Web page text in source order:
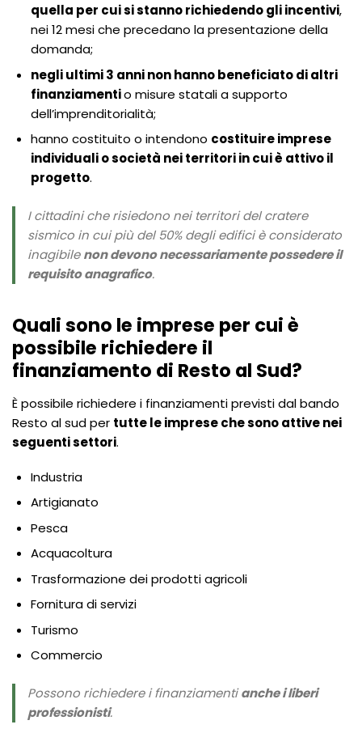
quella per cui si stanno richiedendo gli incentivi,
nei 12 mesi che precedano la presentazione della
domanda;
negli ultimi 3 anni non hanno beneficiato di altri
finanziamentio misure statali a supporto
dell’imprenditorialità;
hanno costituito o intendono costituire imprese
individuali o società nei territori in cui è attivo il
progetto.
I cittadini che risiedono nei territori del cratere
sismico in cui più del 50% degli edifici è considerato
inagibilenon devono necessariamente possedere il
requisito anagrafico.
Quali sono le imprese per cui è
possibile richiedere il
finanziamento di Resto al Sud?
È possibile richiedere i finanziamenti previsti dal bando
Resto al sud per tutte le imprese che sono attive nei
seguenti settori.
Industria
Artigianato
Pesca
Acquacoltura
Trasformazione dei prodotti agricoli
Fornitura di servizi
Turismo
Commercio
Possono richiedere i finanziamentianche i liberi
professionisti.